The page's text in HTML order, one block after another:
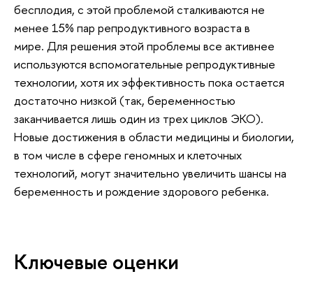
бесплодия, с этой проблемой сталкиваются не
менее 15% пар репродуктивного возраста в
мире. Для решения этой проблемы все активнее
используются вспомогательные репродуктивные
технологии, хотя их эффективность пока остается
достаточно низкой (так, беременностью
заканчивается лишь один из трех циклов ЭКО).
Новые достижения в области медицины и биологии,
в том числе в сфере геномных и клеточных
технологий, могут значительно увеличить шансы на
беременность и рождение здорового ребенка.
Ключевые оценки